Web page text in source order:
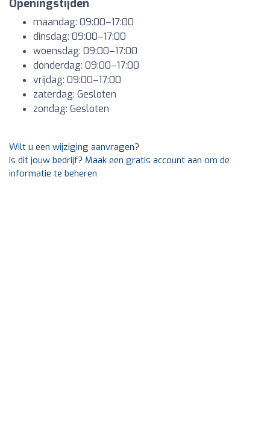
Openingstijden
maandag: 09:00–17:00
dinsdag: 09:00–17:00
woensdag: 09:00–17:00
donderdag: 09:00–17:00
vrijdag: 09:00–17:00
zaterdag: Gesloten
zondag: Gesloten
Wilt u een wijziging aanvragen?
Is dit jouw bedrijf? Maak een gratis account aan om de
informatie te beheren